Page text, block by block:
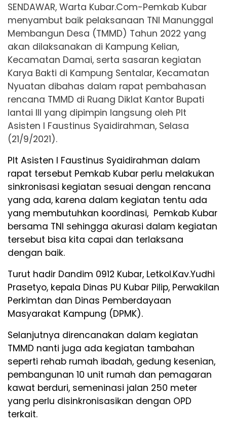
SENDAWAR, Warta Kubar.Com-Pemkab Kubar
menyambut baik pelaksanaan TNI Manunggal
Membangun Desa (TMMD) Tahun 2022 yang
akan dilaksanakan di Kampung Kelian,
Kecamatan Damai, serta sasaran kegiatan
Karya Bakti di Kampung Sentalar, Kecamatan
Nyuatan dibahas dalam rapat pembahasan
rencana TMMD di Ruang Diklat Kantor Bupati
lantai III yang dipimpin langsung oleh Plt
Asisten I Faustinus Syaidirahman, Selasa
(21/9/2021).
Plt Asisten I Faustinus Syaidirahman dalam
rapat tersebut Pemkab Kubar perlu melakukan
sinkronisasi kegiatan sesuai dengan rencana
yang ada, karena dalam kegiatan tentu ada
yang membutuhkan koordinasi, Pemkab Kubar
bersama TNI sehingga akurasi dalam kegiatan
tersebut bisa kita capai dan terlaksana
dengan baik.
Turut hadir Dandim 0912 Kubar, Letkol.Kav.Yudhi
Prasetyo, kepala Dinas PU Kubar Pilip, Perwakilan
Perkimtan dan Dinas Pemberdayaan
Masyarakat Kampung (DPMK).
Selanjutnya direncanakan dalam kegiatan
TMMD nanti juga ada kegiatan tambahan
seperti rehab rumah ibadah, gedung kesenian,
pembangunan 10 unit rumah dan pemagaran
kawat berduri, semeninasi jalan 250 meter
yang perlu disinkronisasikan dengan OPD
terkait.